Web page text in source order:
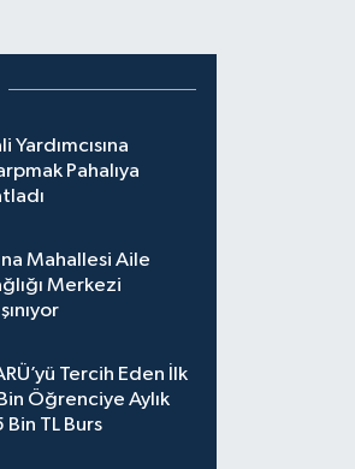
Yardımcısına
Pahalıya
Mahallesi Aile
Merkezi
Tercih Eden İlk
Öğrenciye Aylık
Bin TL Burs